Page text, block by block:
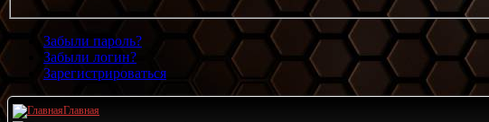
Забыли пароль?
Забыли логин?
Зарегистрироваться
Главная